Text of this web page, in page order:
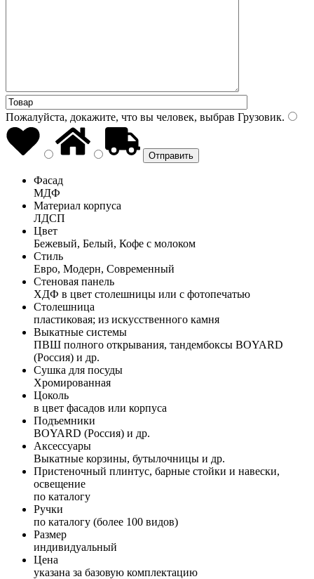
Пожалуйста, докажите, что вы человек, выбрав Грузовик.
Фасад
МДФ
Материал корпуса
ЛДСП
Цвет
Бежевый, Белый, Кофе с молоком
Стиль
Евро, Модерн, Современный
Стеновая панель
ХДФ в цвет столешницы или с фотопечатью
Столешница
пластиковая; из искусственного камня
Выкатные системы
ПВШ полного открывания, тандембоксы BOYARD
(Россия) и др.
Сушка для посуды
Хромированная
Цоколь
в цвет фасадов или корпуса
Подъемники
BOYARD (Россия) и др.
Аксессуары
Выкатные корзины, бутылочницы и др.
Пристеночный плинтус, барные стойки и навески,
освещение
по каталогу
Ручки
по каталогу (более 100 видов)
Размер
индивидуальный
Цена
указана за базовую комплектацию